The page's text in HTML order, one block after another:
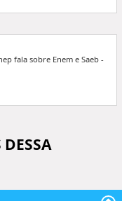
fala sobre Enem e Saeb -